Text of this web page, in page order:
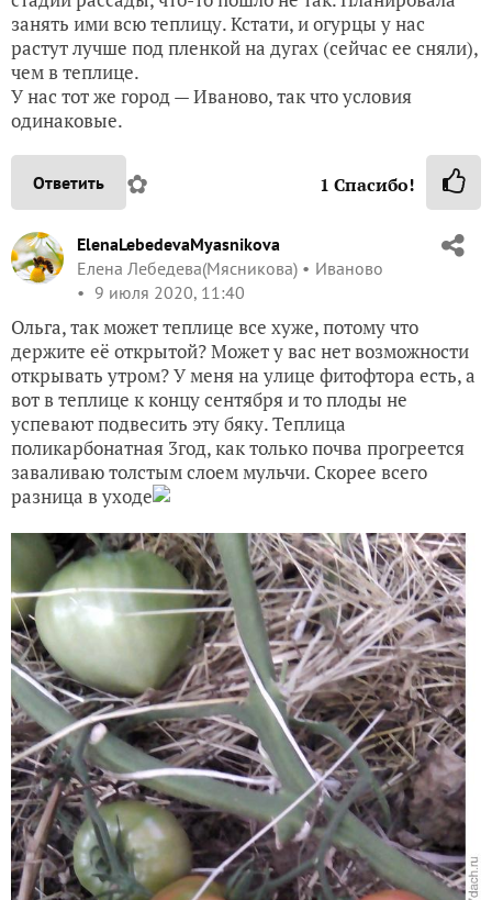
занять ими всю теплицу. Кстати, и огурцы у нас
растут лучше под пленкой на дугах (сейчас ее сняли),
чем в теплице.
У нас тот же город — Иваново, так что условия
одинаковые.
Ответить ✿ 1 Спасибо!
ElenaLebedevaMyasnikova
Елена Лебедева(Мясникова)
Иваново
9 июля 2020, 11:40
Ольга, так может теплице все хуже, потому что
держите её открытой? Может у вас нет возможности
открывать утром? У меня на улице фитофтора есть, а
вот в теплице к концу сентября и то плоды не
успевают подвесить эту бяку. Теплица
поликарбонатная 3год, как только почва прогреется
заваливаю толстым слоем мульчи. Скорее всего
разница в уходе